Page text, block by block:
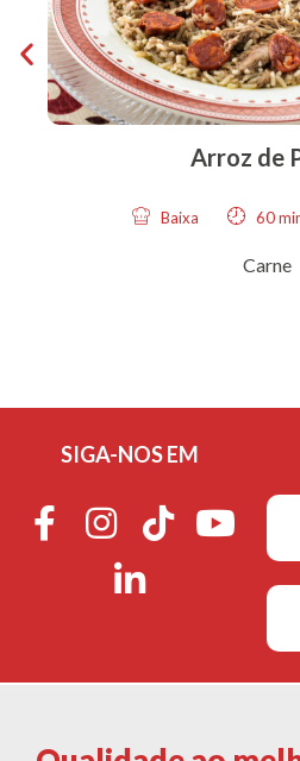
Arroz de
Baixa 60
Carne
SIGA-NOS EM